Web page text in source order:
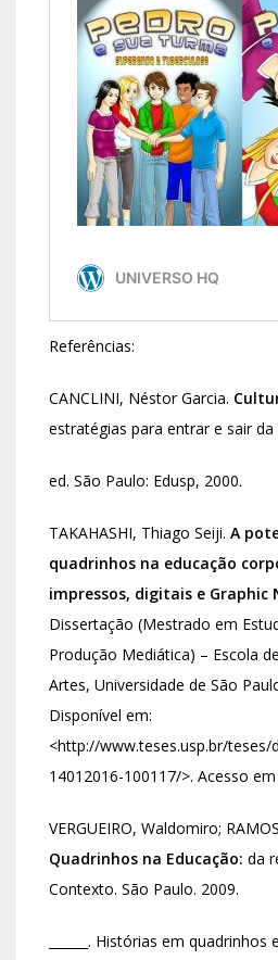
Referências:
CANCLINI, Néstor Garcia.
estratégias para entrar e sair da
ed. São Paulo: Edusp, 2000.
TAKAHASHI, Thiago Seiji. A
quadrinhos na educação
impressos, digitais e Graphic
Dissertação (Mestrado em
Produção Mediática) – Escola
Artes, Universidade de São
Disponível em:
<http://www.teses.usp.br/
14012016-100117/>. Acesso
VERGUEIRO, Waldomiro;
Quadrinhos na Educação: da
Contexto. São Paulo. 2009.
______. Histórias em